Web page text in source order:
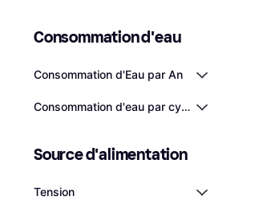
Consommation d'eau
Consommation d'Eau par An
Consommation d'eau par cycle
Source d'alimentation
Tension